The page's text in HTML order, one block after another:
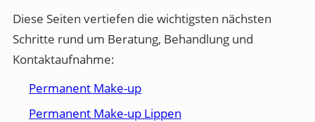
Diese Seiten vertiefen die wichtigsten nächsten
Schritte rund um Beratung, Behandlung und
Kontaktaufnahme:
Permanent Make-up
Permanent Make-up Lippen